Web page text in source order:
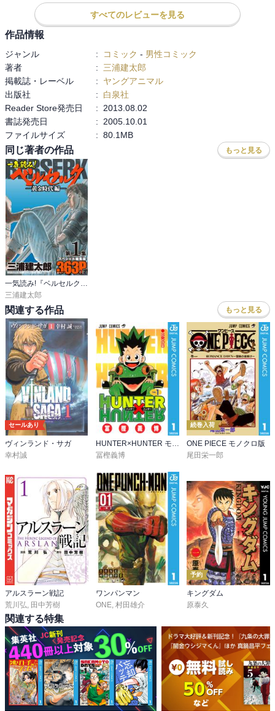
すべてのレビューを見る
作品情報
ジャンル : コミック - 男性コミック
著者
:
三浦建太郎
掲載誌・レーベル
:
ヤングアニマル
出版社
:
白泉社
Reader Store発売日
:
2013.08.02
書誌発売日
:
2005.10.01
ファイルサイズ
: 80.1MB
同じ著者の作品 もっと見る
一気読み!『ベルセルク』スペシャル編集版
三浦建太郎
関連する作品 もっと見る
セールあり
ヴィンランド・サガ
幸村誠
冨樫義博
続巻入荷
ONE PIECE モノクロ版
尾田栄一郎
アルスラーン戦記
荒川弘, 田中芳樹
ワンパンマン
ONE, 村田雄介
予約
キングダム
原泰久
関連する特集